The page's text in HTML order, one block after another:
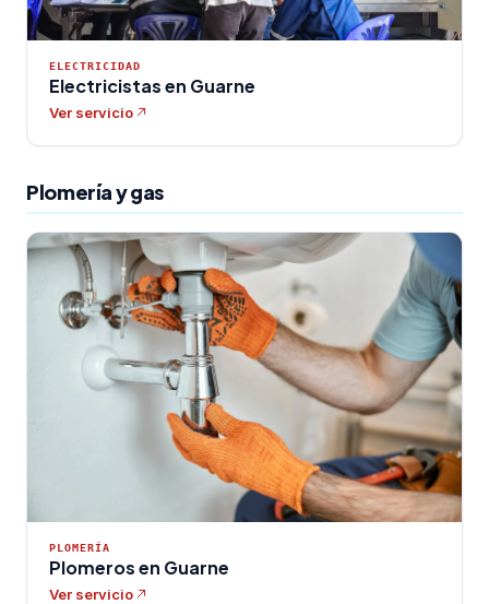
ELECTRICIDAD
Electricistas en Guarne
Ver servicio
Plomería y gas
PLOMERÍA
Plomeros en Guarne
Ver servicio